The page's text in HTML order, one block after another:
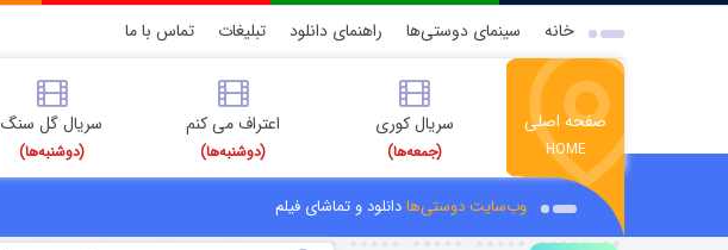
خانه سینمای دوستی‌ها راهنمای دانلود تبلیغات تماس با ما
صفحه اصلی
HOME
سریال کوری
(جمعه‌ها)
اعتراف می کنم
(دوشنبه‌ها)
سریال گل سنگ
(دوشنبه‌ها)
وب‌سایت دوستی‌هادانلود و تماشای فیلم